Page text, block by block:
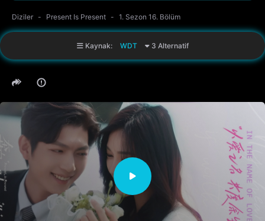
Diziler Present Is Present 1. Sezon 16. Bölüm
Kaynak: WDT 3 Alternatif